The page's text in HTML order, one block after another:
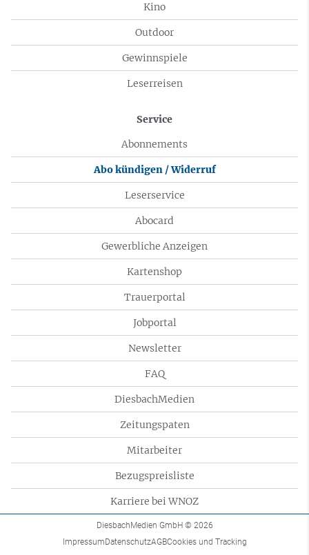
Kino
Outdoor
Gewinnspiele
Leserreisen
Service
Abonnements
Abo kündigen / Widerruf
Leserservice
Abocard
Gewerbliche Anzeigen
Kartenshop
Trauerportal
Jobportal
Newsletter
FAQ
DiesbachMedien
Zeitungspaten
Mitarbeiter
Bezugspreisliste
Karriere bei WNOZ
DiesbachMedien GmbH © 2026
ImpressumDatenschutzAGBCookies und Tracking